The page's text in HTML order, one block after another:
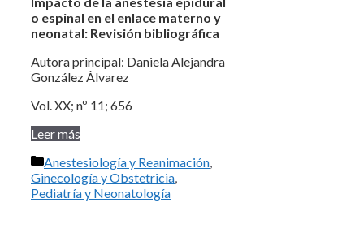
o espinal en el enlace materno y
neonatal: Revisión bibliográfica
Autora principal: Daniela Alejandra
González Álvarez
Vol. XX; nº 11; 656
Leer más
Categorías
Anestesiología y Reanimación
Ginecología y Obstetricia
Pediatría y Neonatología